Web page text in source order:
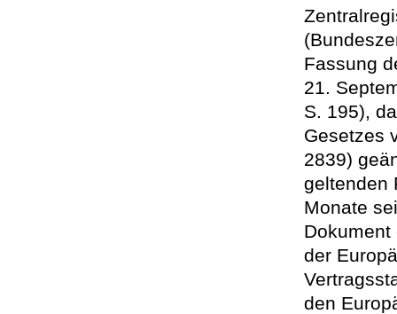
Fassung
21.
S. 195),
Gesetzes
2839)
geltenden
Monate
der
den